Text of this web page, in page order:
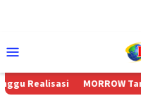
Mobile
MORROW Targetkan